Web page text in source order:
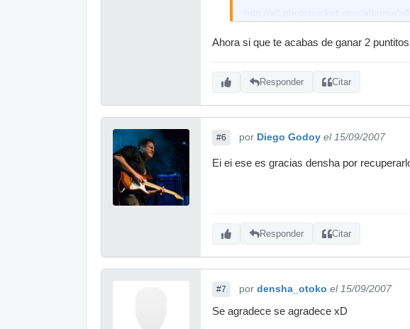
http://s8.photobucket.com/albums/
Ahora si que te acabas de ganar 2
Responder Citar
#6 por Diego Godoy el 15/09/2007
Ei ei ese es gracias densha por
Responder Citar
#7 por densha_otoko el 15/09/2007
Se agradece se agradece xD